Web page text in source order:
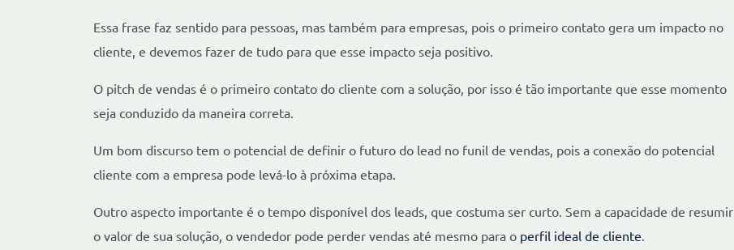
Essa frase faz sentido para pessoas, mas também para empresas, pois o primeiro contato gera um impacto no
cliente, e devemos fazer de tudo para que esse impacto seja positivo.
O pitch de vendas é o primeiro contato do cliente com a solução, por isso é tão importante que esse momento
seja conduzido da maneira correta.
Um bom discurso tem o potencial de definir o futuro do lead no funil de vendas, pois a conexão do potencial
cliente com a empresa pode levá-lo à próxima etapa.
Outro aspecto importante é o tempo disponível dos leads, que costuma ser curto. Sem a capacidade de resumir
o valor de sua solução, o vendedor pode perder vendas até mesmo para o perfil ideal de cliente.